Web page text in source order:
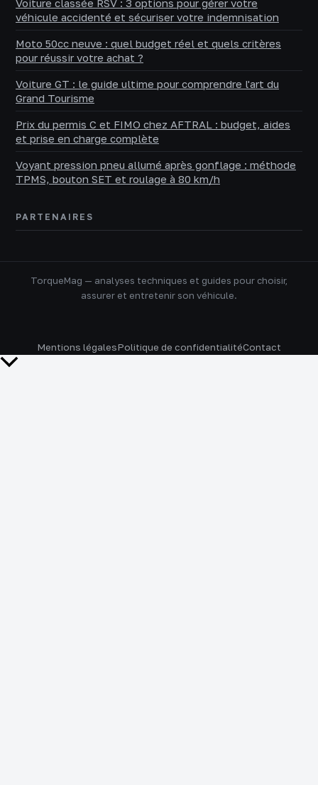
Voiture classée RSV : 3 options pour gérer votre
véhicule accidenté et sécuriser votre indemnisation
Moto 50cc neuve : quel budget réel et quels critères
pour réussir votre achat ?
Voiture GT : le guide ultime pour comprendre l'art du
Grand Tourisme
Prix du permis C et FIMO chez AFTRAL : budget, aides
et prise en charge complète
Voyant pression pneu allumé après gonflage : méthode
TPMS, bouton SET et roulage à 80 km/h
PARTENAIRES
TorqueMag — analyses techniques et guides pour choisir,
assurer et entretenir son véhicule.
Mentions légalesPolitique de confidentialitéContact